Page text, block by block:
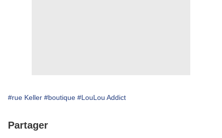
#rue Keller #boutique #LouLou Addict
Partager